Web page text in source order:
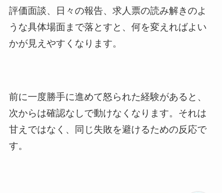
評価面談、日々の報告、求人票の読み解きのよ
うな具体場面まで落とすと、何を変えればよい
かが見えやすくなります。
前に一度勝手に進めて怒られた経験があると、
次からは確認なしで動けなくなります。それは
甘えではなく、同じ失敗を避けるための反応で
す。